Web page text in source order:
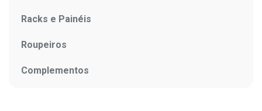
Racks e Painéis
Roupeiros
Complementos